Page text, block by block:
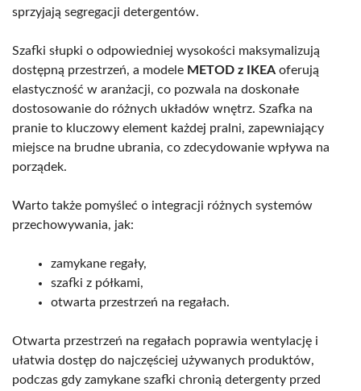
sprzyjają segregacji detergentów.
Szafki słupki o odpowiedniej wysokości maksymalizują
dostępną przestrzeń, a modele METOD z IKEA oferują
elastyczność w aranżacji, co pozwala na doskonałe
dostosowanie do różnych układów wnętrz. Szafka na
pranie to kluczowy element każdej pralni, zapewniający
miejsce na brudne ubrania, co zdecydowanie wpływa na
porządek.
Warto także pomyśleć o integracji różnych systemów
przechowywania, jak:
zamykane regały,
szafki z półkami,
otwarta przestrzeń na regałach.
Otwarta przestrzeń na regałach poprawia wentylację i
ułatwia dostęp do najczęściej używanych produktów,
podczas gdy zamykane szafki chronią detergenty przed